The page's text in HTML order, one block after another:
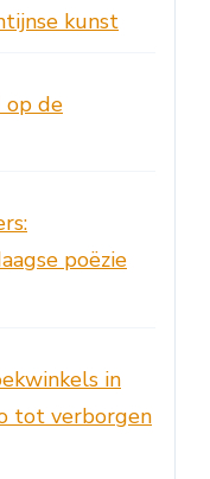
kunst
op de
poëzie
in
tot verborgen